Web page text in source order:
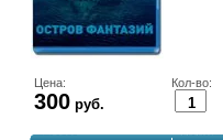
Цена:
300 руб.
Кол-во: